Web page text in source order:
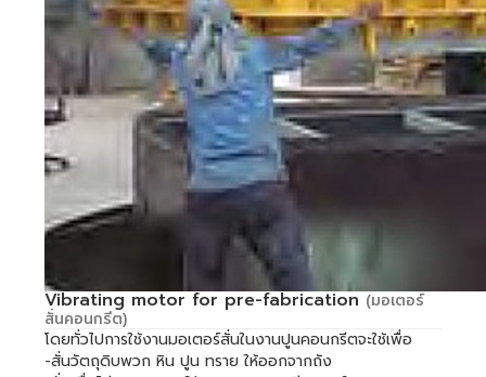
Vibrating motor for pre-fabrication(มอเตอร์
สั่นคอนกรีต)
โดยทั่วไปการใช้งานมอเตอร์สั่นในงานปูนคอนกรีตจะใช้เพื่อ
-สั่นวัตถุดิบพวก หิน ปูน ทราย ให้ออกจากถัง